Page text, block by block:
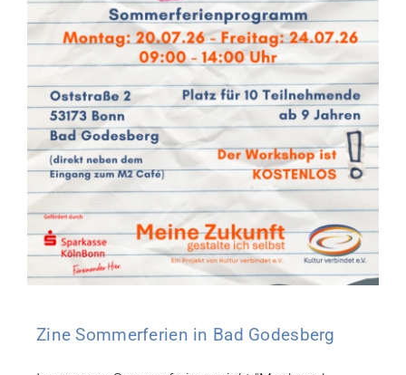
Zine Sommerferien in Bad Godesberg